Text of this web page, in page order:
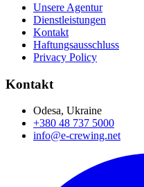
Unsere Agentur
Dienstleistungen
Kontakt
Haftungsausschluss
Privacy Policy
Kontakt
Odesa, Ukraine
+380 48 737 5000
info@e-crewing.net